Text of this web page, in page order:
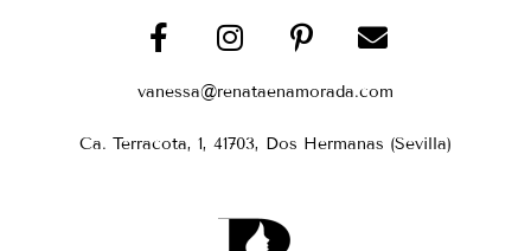
vanessa@renataenamorada.com
Ca. Terracota, 1, 41703, Dos Hermanas (Sevilla)